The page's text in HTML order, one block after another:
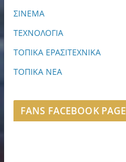
ΣΙΝΕΜΑ
ΤΕΧΝΟΛΟΓΙΑ
ΤΟΠΙΚΑ ΕΡΑΣΙΤΕΧΝΙΚΑ
ΤΟΠΙΚΑ ΝΕΑ
FANS FACEBOOK PAGE